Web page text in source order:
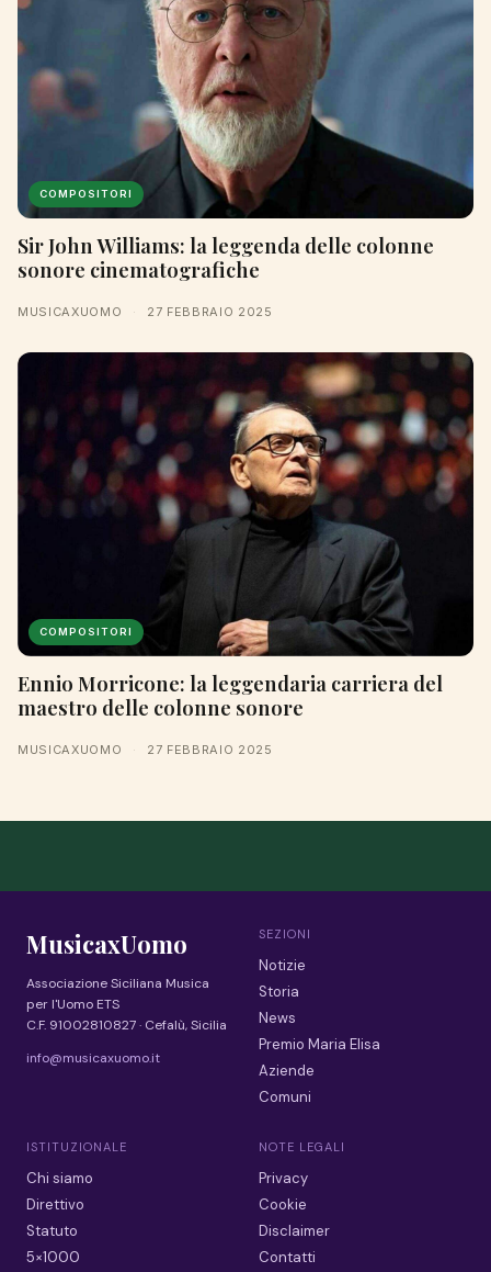
COMPOSITORI
Sir John Williams: la leggenda delle colonne
sonore cinematografiche
MUSICAXUOMO · 27 FEBBRAIO 2025
COMPOSITORI
Ennio Morricone: la leggendaria carriera del
maestro delle colonne sonore
MUSICAXUOMO · 27 FEBBRAIO 2025
MusicaxUomo
Associazione Siciliana Musica
per l'Uomo ETS
C.F. 91002810827 · Cefalù, Sicilia
info@musicaxuomo.it
SEZIONI
Notizie
Storia
News
Premio Maria Elisa
Aziende
Comuni
ISTITUZIONALE
Chi siamo
Direttivo
Statuto
5×1000
NOTE LEGALI
Privacy
Cookie
Disclaimer
Contatti